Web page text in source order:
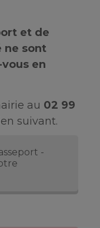
et de
ne sont
en
au 02 99
suivant.
-